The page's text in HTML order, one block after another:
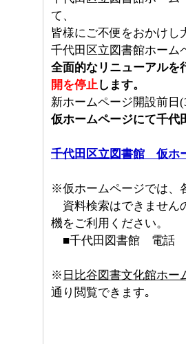
て、
皆様にご不便をおかけし
千代田区立図書館ホーム
全面的なリニューアルを
開を停止します。
新ホームページ開設前日
仮ホームページにて千代
千代田区立図書館 仮ホ
※仮ホームページでは、
資料検索はできません
機をご利用ください。
■千代田図書館 電話
※ 日比谷図書文化館ホー
通り閲覧できます｡